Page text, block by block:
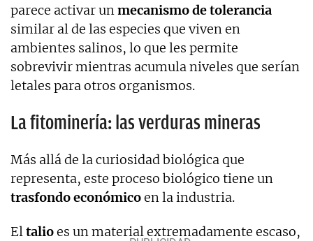
parece activar unmecanismo de tolerancia
similar al de las especies que viven en
ambientes salinos, lo que les permite
sobrevivir mientras acumula niveles que serían
letales para otros organismos.
La fitominería: las verduras mineras
Más allá de la curiosidad biológica que
representa, este proceso biológico tiene un
trasfondo económicoen la industria.
Eltalioes un material extremadamente escaso,